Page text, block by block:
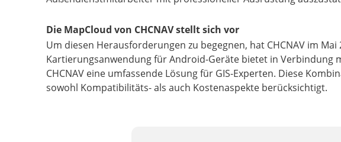
Die MapCloud von CHCNAV stellt sich vor
Um diesen Herausforderungen zu begegnen, hat CHCNAV im Mai
Kartierungsanwendung für Android-Geräte bietet in Verbindung
CHCNAV eine umfassende Lösung für GIS-Experten. Diese
sowohl Kompatibilitäts- als auch Kostenaspekte berücksichtigt.